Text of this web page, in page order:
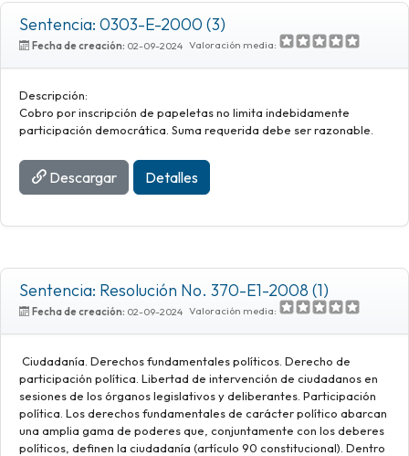
Sentencia: 0303-E-2000 (3)
Fecha de creación: 02-09-2024 Valoración media:
Descripción:
Cobro por inscripción de papeletas no limita indebidamente
participación democrática. Suma requerida debe ser razonable.
Descargar Detalles
Sentencia: Resolución No. 370-E1-2008 (1)
Fecha de creación: 02-09-2024 Valoración media:
Ciudadanía. Derechos fundamentales políticos. Derecho de
participación política. Libertad de intervención de ciudadanos en
sesiones de los órganos legislativos y deliberantes. Participación
política. Los derechos fundamentales de carácter político abarcan
una amplia gama de poderes que, conjuntamente con los deberes
políticos, definen la ciudadanía (artículo 90 constitucional). Dentro